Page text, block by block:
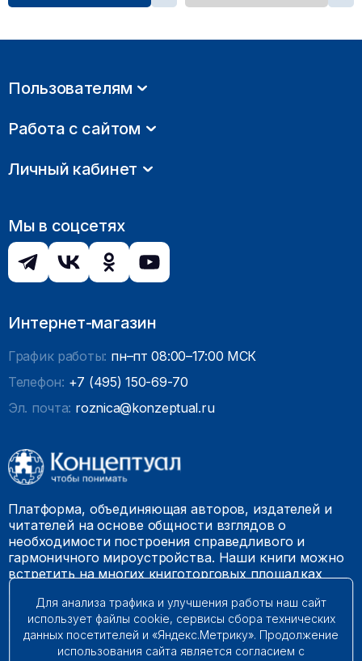
Пользователям
Работа с сайтом
Личный кабинет
Мы в соцсетях
Интернет-магазин
График работы: пн–пт 08:00–17:00 МСК
Телефон: +7 (495) 150-69-70
Эл. почта: roznica@konzeptual.ru
Платформа, объединяющая авторов, издателей и
читателей на основе общности взглядов о
необходимости построения справедливого и
гармоничного мироустройства. Наши книги можно
встретить на многих книготорговых площадках
© 2009 – 2026. Все права защищены.
Для анализа трафика и улучшения работы наш сайт
использует файлы cookie, сервисы сбора технических
данных посетителей и «Яндекс.Метрику». Продолжение
использования сайта является согласием с